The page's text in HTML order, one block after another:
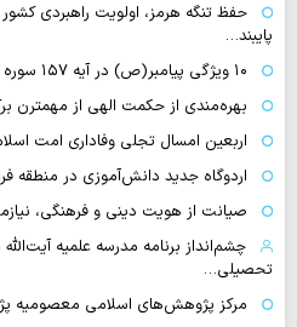
حفظ تنگه هرمز، اولویت راهبردی
پایبند…
۱۰ ویژگی پیامبر(ص) در آیه ۱۵۷ سوره اعراف
بهره‌مندی از حکمت الهی از مهمترن
اربعین امسال تجلی وفاداری امت
اردوگاه جدید دانش‌آموزی در منطقه
صیانت از هویت دینی و فرهنگی،
چشم‌انداز برنامه مدرسه علمیه
تحصیلی…
مرکز پژوهش‌های اسلامی معصومیه